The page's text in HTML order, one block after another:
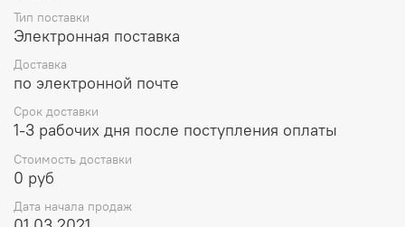
Тип поставки
Электронная поставка
Доставка
по электронной почте
Срок доставки
1-3 рабочих дня после поступления оплаты
Стоимость доставки
0 руб
Дата начала продаж